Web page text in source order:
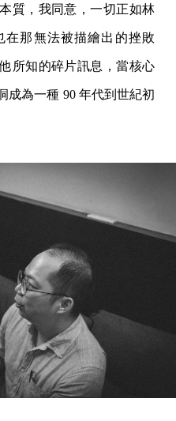
質，我同意，一切正如林
那無法被描繪出的挫敗
所知的碎片訊息，當核心
成為一種 90 年代到世紀初